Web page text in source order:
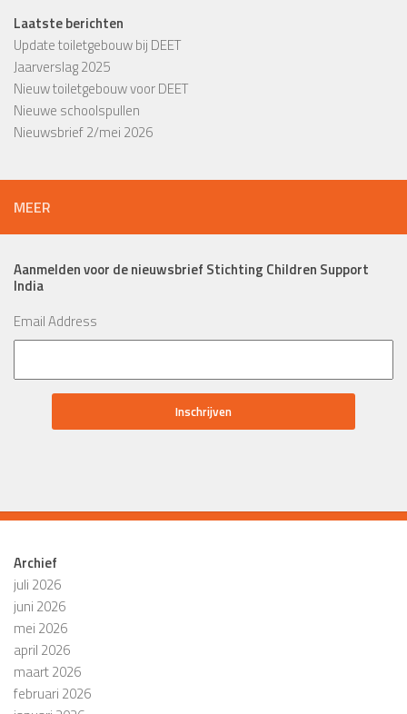
Laatste berichten
Update toiletgebouw bij DEET
Jaarverslag 2025
Nieuw toiletgebouw voor DEET
Nieuwe schoolspullen
Nieuwsbrief 2/mei 2026
MEER
Aanmelden voor de nieuwsbrief Stichting Children Support
India
Email Address
Archief
juli 2026
juni 2026
mei 2026
april 2026
maart 2026
februari 2026